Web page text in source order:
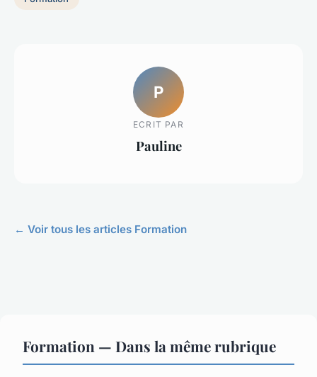
P
ECRIT PAR
Pauline
← Voir tous les articles Formation
Formation — Dans la même rubrique